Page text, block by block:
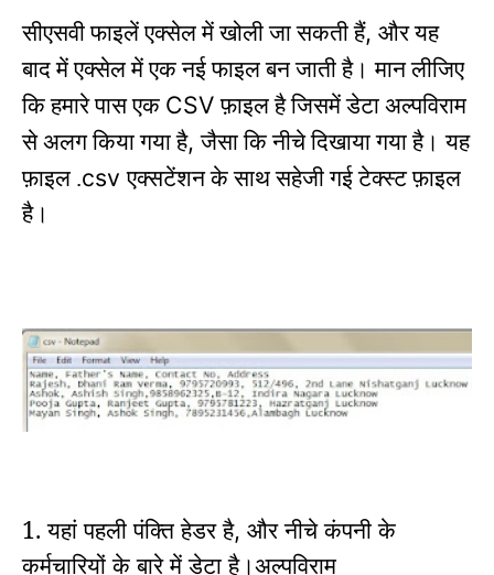
सीएसवी फाइलें एक्सेल में खोली जा सकती हैं, और यह
बाद में एक्सेल में एक नई फाइल बन जाती है। मान लीजिए
कि हमारे पास एक CSVफ़ाइल है जिसमें डेटा अल्पविराम
से अलग किया गया है,जैसा कि नीचे दिखाया गया है। यह
फ़ाइल .csvएक्सटेंशन के साथ सहेजी गई टेक्स्ट फ़ाइल
है।
1. यहां पहली पंक्ति हेडर है, और नीचे कंपनी के
कर्मचारियों के बारे में डेटा है।अल्पविराम